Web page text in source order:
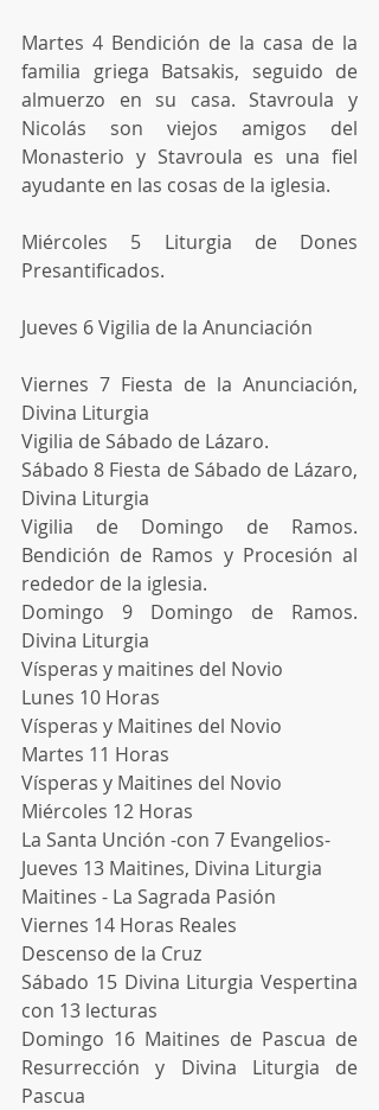
Martes 4 Bendición de la casa de la
familia griega Batsakis, seguido de
almuerzo en su casa. Stavroula y
Nicolás son viejos amigos del
Monasterio y Stavroula es una fiel
ayudante en las cosas de la iglesia.
Miércoles 5 Liturgia de Dones
Presantificados.
Jueves 6 Vigilia de la Anunciación
Viernes 7 Fiesta de la Anunciación,
Divina Liturgia
Vigilia de Sábado de Lázaro.
Sábado 8 Fiesta de Sábado de Lázaro,
Divina Liturgia
Vigilia de Domingo de Ramos.
Bendición de Ramos y Procesión al
rededor de la iglesia.
Domingo 9 Domingo de Ramos.
Divina Liturgia
Vísperas y maitines del Novio
Lunes 10 Horas
Vísperas y Maitines del Novio
Martes 11 Horas
Vísperas y Maitines del Novio
Miércoles 12 Horas
La Santa Unción -con 7 Evangelios-
Jueves 13 Maitines, Divina Liturgia
Maitines - La Sagrada Pasión
Viernes 14 Horas Reales
Descenso de la Cruz
Sábado 15 Divina Liturgia Vespertina
con 13 lecturas
Domingo 16 Maitines de Pascua de
Resurrección y Divina Liturgia de
Pascua